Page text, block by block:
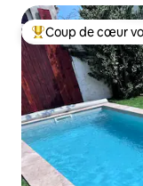
Coups de cœur
Coup de cœur